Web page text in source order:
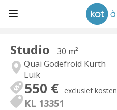
Studio
30 m²
Quai Godefroid Kurth
Luik
550 € exclusief kosten
KL 13351